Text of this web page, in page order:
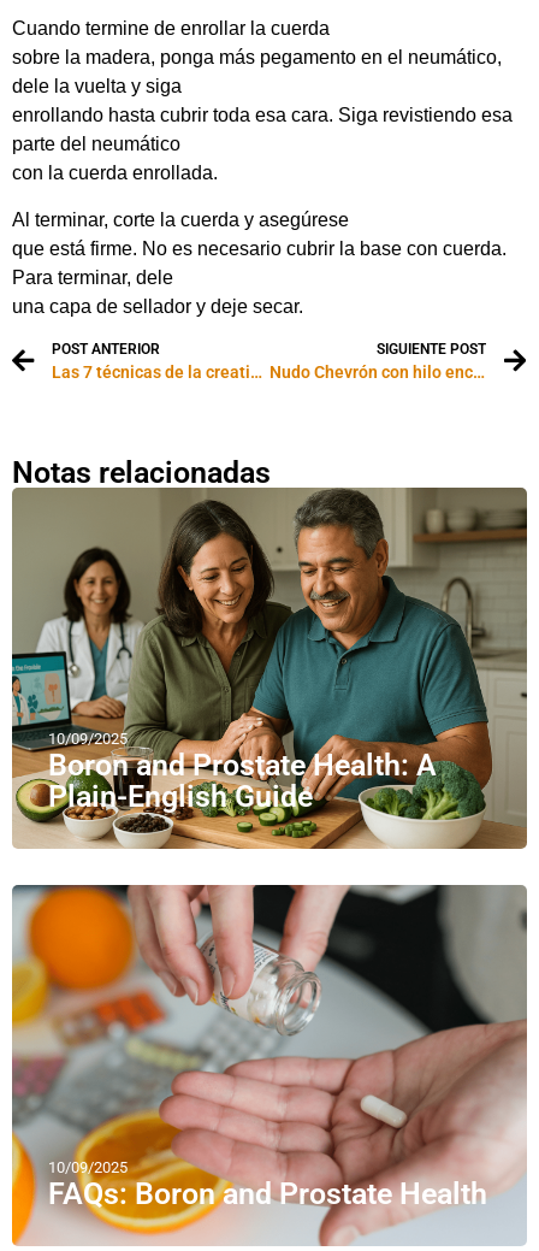
Cuando termine de enrollar la cuerda
sobre la madera, ponga más pegamento en el neumático,
dele la vuelta y siga
enrollando hasta cubrir toda esa cara. Siga revistiendo esa
parte del neumático
con la cuerda enrollada.
Al terminar, corte la cuerda y asegúrese
que está firme. No es necesario cubrir la base con cuerda.
Para terminar, dele
una capa de sellador y deje secar.
POST ANTERIOR
Las 7 técnicas de la creatividad
SIGUIENTE POST
Nudo Chevrón con hilo encerado
Notas relacionadas
10/09/2025
Boron and Prostate Health: A
Plain-English Guide
10/09/2025
FAQs: Boron and Prostate Health